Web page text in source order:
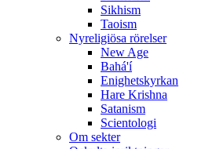
Sikhism
Taoism
Nyreligiösa rörelser
New Age
Bahá'í
Enighetskyrkan
Hare Krishna
Satanism
Scientologi
Om sekter